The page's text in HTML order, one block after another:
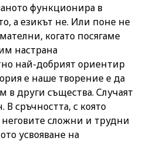
функционира в
а езикът не. Или поне не
когато посягаме
настрана
най-добрият ориентир
е наше творение е да
в други същества. Случаят
В сръчността, с която
сложни и трудни
усвояване на